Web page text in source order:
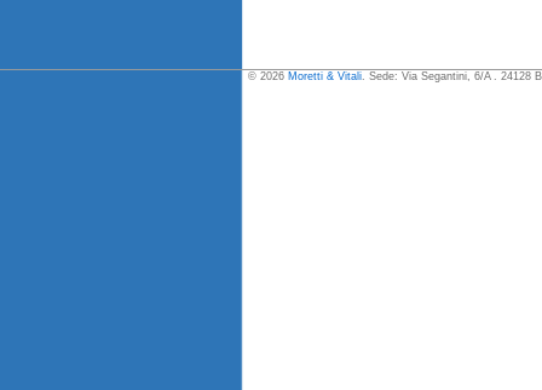
© 2026 Moretti & Vitali. Sede: Via Segantini, 6/A . 24128